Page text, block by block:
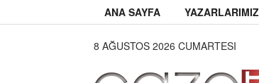
ANA SAYFA YAZARLARIMIZ
8 AĞUSTOS 2026 CUMARTESI